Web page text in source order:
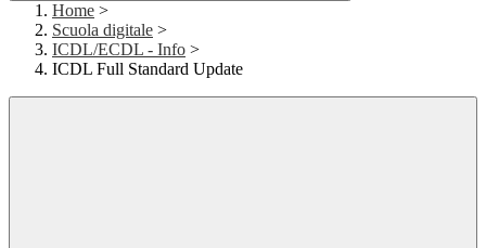
Home >
Scuola digitale >
ICDL/ECDL - Info >
ICDL Full Standard Update